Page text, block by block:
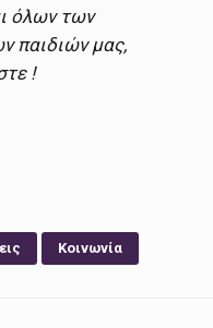
όλων των
παιδιών μας,
!
Κοινωνία